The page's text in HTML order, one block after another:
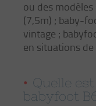
ou des
(7,5m) ; baby-
vintage ;
en situations
Quelle
babyfoot